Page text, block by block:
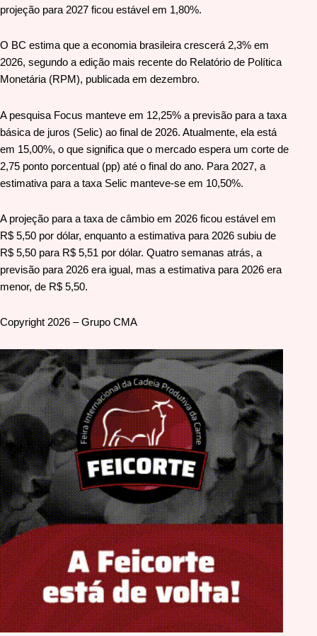
projeção para 2027 ficou estável em 1,80%.
O BC estima que a economia brasileira crescerá 2,3% em
2026, segundo a edição mais recente do Relatório de Política
Monetária (RPM), publicada em dezembro.
A pesquisa Focus manteve em 12,25% a previsão para a taxa
básica de juros (Selic) ao final de 2026. Atualmente, ela está
em 15,00%, o que significa que o mercado espera um corte de
2,75 ponto porcentual (pp) até o final do ano. Para 2027, a
estimativa para a taxa Selic manteve-se em 10,50%.
A projeção para a taxa de câmbio em 2026 ficou estável em
R$ 5,50 por dólar, enquanto a estimativa para 2026 subiu de
R$ 5,50 para R$ 5,51 por dólar. Quatro semanas atrás, a
previsão para 2026 era igual, mas a estimativa para 2026 era
menor, de R$ 5,50.
Copyright 2026 – Grupo CMA